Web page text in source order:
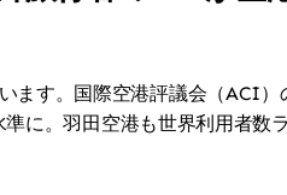
す。国際空港評議会（ACI
に。羽田空港も世界利用者